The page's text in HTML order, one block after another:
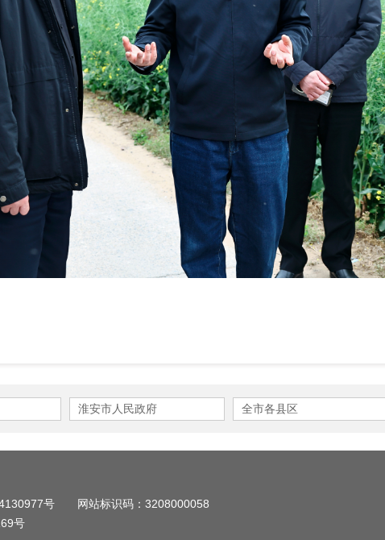
淮安市人民政府 全市各县区
号 网站标识码：3208000058
号